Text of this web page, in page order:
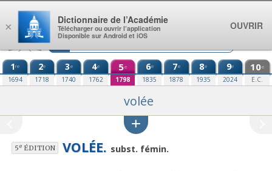
Aller au contenu
1re
1694
2e
1718
3e
1740
4e
1762
5e
1798
6e
1835
7e
1878
8e
1935
9e
2024
10e
E.C.
volée
5eÉDITION VOLÉE. subst. fémin.
×
Dictionnaire de l’Académie
Télécharger ou ouvrir l’application
Disponible sur Android et iOS
OUVRIR